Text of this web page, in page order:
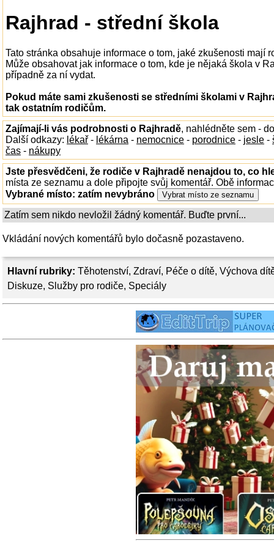
Hlavní rubriky: Těhotenství, Zdraví, Péče o dítě, Výchova
Diskuze, Služby pro rodiče, Speciály
Rajhrad - střední škola
Tato stránka obsahuje informace o tom, jaké zkušenosti mají
Může obsahovat jak informace o tom, kde je nějaká škola v
případně za ní vydat.
Pokud máte sami zkušenosti se středními školami v
tak ostatním rodičům.
Zajímají-li vás podrobnosti o Rajhradě, nahlédněte sem -
Další odkazy: lékař - lékárna - nemocnice - porodnice - jesle -
čas - nákupy
Jste přesvědčeni, že rodiče v Rajhradě nenajdou to, co
místa ze seznamu a dole připojte svůj komentář. Obě
Vybrané místo: zatím nevybráno
Zatím sem nikdo nevložil žádný komentář. Buďte první...
Vkládání nových komentářů bylo dočasně pozastaveno.